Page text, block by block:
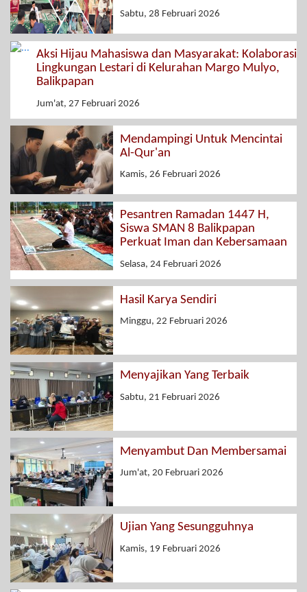
Sabtu, 28 Februari 2026
Aksi Hijau Mahasiswa dan Masyarakat: Kolaborasi
Lingkungan Lestari di Kelurahan Margo Mulyo,
Balikpapan
Jum'at, 27 Februari 2026
Mendampingi Untuk Mencintai
Al-Qur'an
Kamis, 26 Februari 2026
Pesantren Ramadan 1447 H,
Siswa SMAN 8 Balikpapan
Perkuat Iman dan Kebersamaan
Selasa, 24 Februari 2026
Hasil Karya Sendiri
Minggu, 22 Februari 2026
Menyajikan Yang Terbaik
Sabtu, 21 Februari 2026
Menyambut Dan Membersamai
Jum'at, 20 Februari 2026
Ujian Yang Sesungguhnya
Kamis, 19 Februari 2026